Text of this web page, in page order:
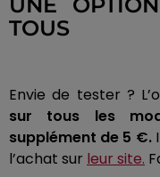
TOUS
Envie de tester ?
sur tous les
supplément de 5 €.
l’achat sur leur site.